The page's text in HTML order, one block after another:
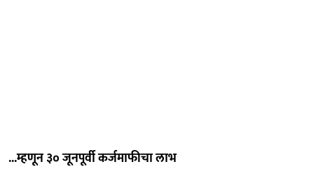
...म्हणून ३० जूनपूर्वी कर्जमाफीचा लाभ